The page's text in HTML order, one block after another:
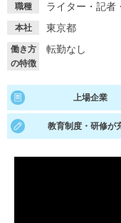
就活ノウハウ・サ
適職診断
職種 ライター・記者
本社 東京都
働き方
の特徴
転勤なし
上場企業
教育制度・研修が